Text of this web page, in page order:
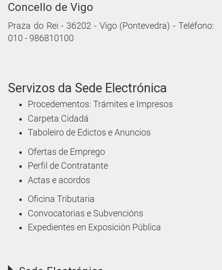
Concello de Vigo
Praza do Rei - 36202 - Vigo (Pontevedra) - Teléfono:
010 - 986810100
Servizos da Sede Electrónica
Procedementos: Trámites e Impresos
Carpeta Cidadá
Taboleiro de Edictos e Anuncios
Ofertas de Emprego
Perfil de Contratante
Actas e acordos
Oficina Tributaria
Convocatorias e Subvencións
Expedientes en Exposición Pública